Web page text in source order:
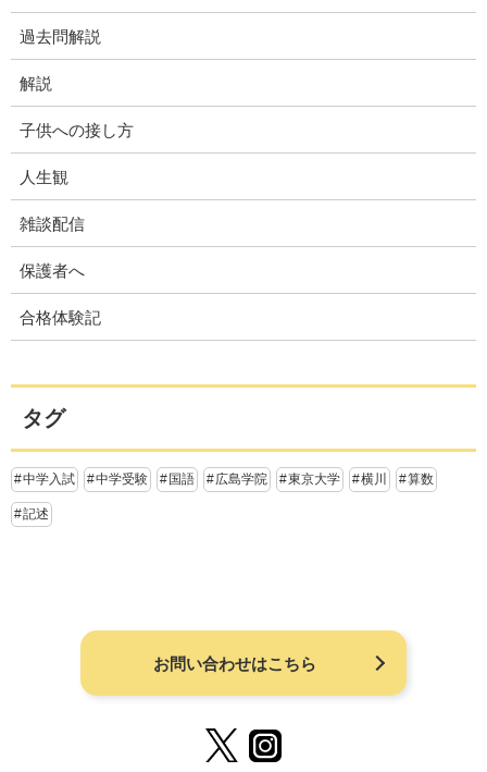
過去問解説
解説
子供への接し方
人生観
雑談配信
保護者へ
合格体験記
タグ
中学入試 中学受験 国語 広島学院 東京大学 横川 算数
記述
お問い合わせはこちら